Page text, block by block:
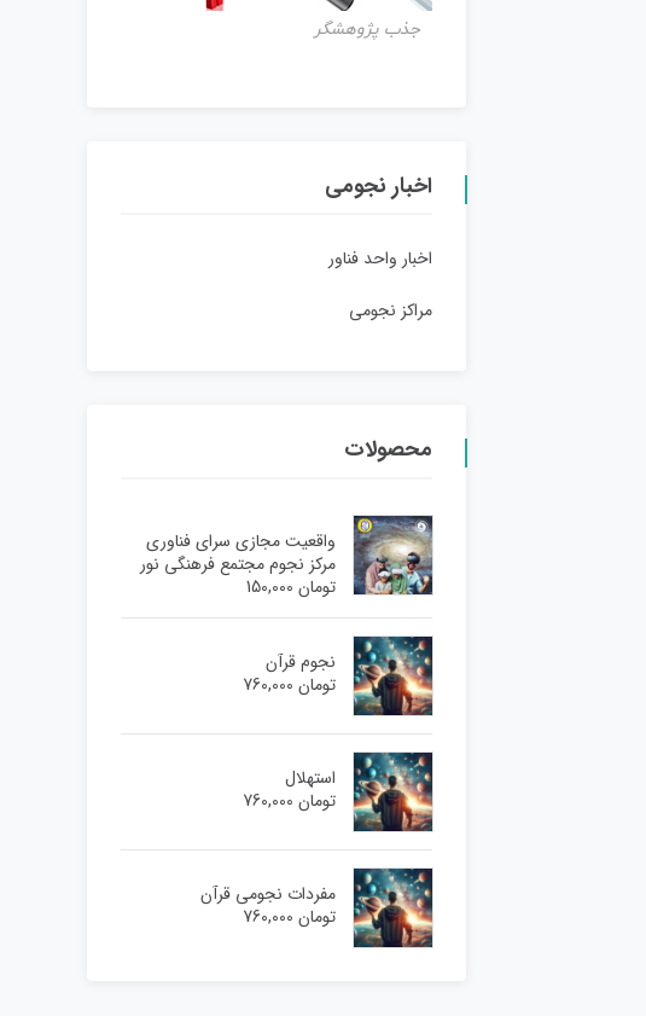
جذب پژوهشگر
اخبار نجومی
اخبار واحد فناور
مراکز نجومی
محصولات
واقعیت مجازی سرای فناوری
مرکز نجوم مجتمع فرهنگی نور
تومان
نجوم قرآن
تومان
استهلال
تومان
مفردات نجومی قرآن
تومان